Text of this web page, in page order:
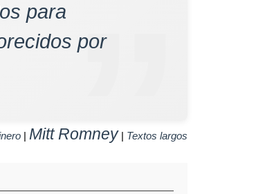
para
por
| Mitt Romney | Textos largos